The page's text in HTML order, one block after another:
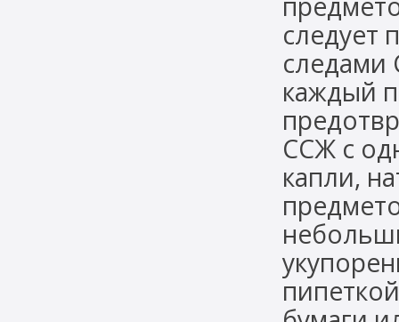
следует
следами
каждый
ССЖ с
капли,